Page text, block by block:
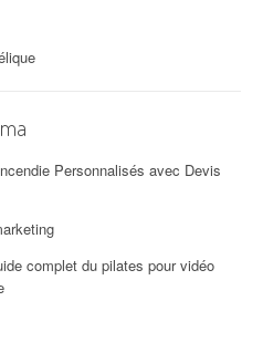
Personnalisés avec Devis
complet du pilates pour vidéo